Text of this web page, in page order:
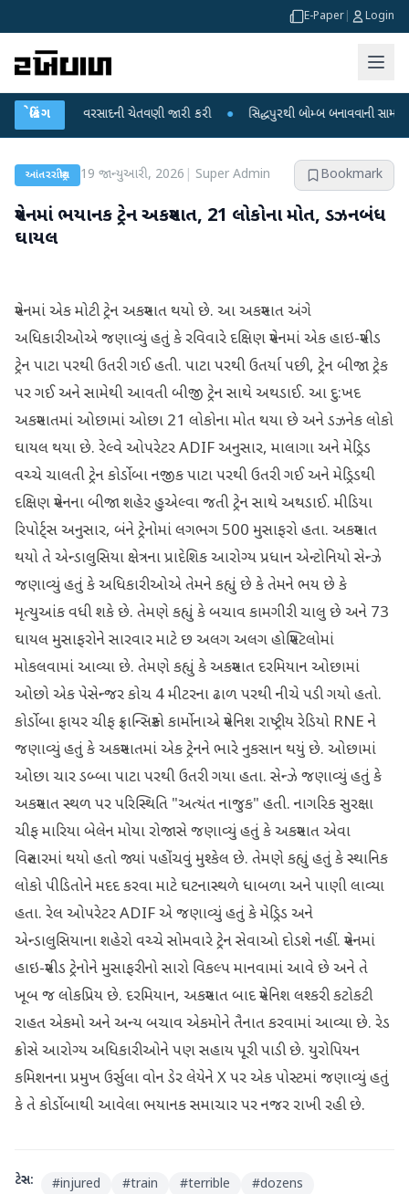
E-Paper Login
બ્રેકિંગ
ભારે વરસાદની ચેતવણી જારી કરી ● સિદ્ધપુરથી બોમ્બ બનાવવાની સામગ્રી સાથે
આંતરરાષ્ટ્રીય 19 જાન્યુઆરી, 2026 Super Admin Bookmark
સ્પેનમાં ભયાનક ટ્રેન અકસ્માત, 21 લોકોના મોત, ડઝનબંધ
ઘાયલ
સ્પેનમાં એક મોટી ટ્રેન અકસ્માત થયો છે. આ અકસ્માત અંગે
અધિકારીઓએ જણાવ્યું હતું કે રવિવારે દક્ષિણ સ્પેનમાં એક હાઇ-સ્પીડ
ટ્રેન પાટા પરથી ઉતરી ગઈ હતી. પાટા પરથી ઉતર્યા પછી, ટ્રેન બીજા ટ્રેક
પર ગઈ અને સામેથી આવતી બીજી ટ્રેન સાથે અથડાઈ. આ દુ:ખદ
અકસ્માતમાં ઓછામાં ઓછા 21 લોકોના મોત થયા છે અને ડઝનેક લોકો
ઘાયલ થયા છે. રેલ્વે ઓપરેટર ADIF અનુસાર, માલાગા અને મેડ્રિડ
વચ્ચે ચાલતી ટ્રેન કોર્ડોબા નજીક પાટા પરથી ઉતરી ગઈ અને મેડ્રિડથી
દક્ષિણ સ્પેનના બીજા શહેર હુએલ્વા જતી ટ્રેન સાથે અથડાઈ. મીડિયા
રિપોર્ટ્સ અનુસાર, બંને ટ્રેનોમાં લગભગ 500 મુસાફરો હતા. અકસ્માત
થયો તે એન્ડાલુસિયા ક્ષેત્રના પ્રાદેશિક આરોગ્ય પ્રધાન એન્ટોનિયો સેન્ઝે
જણાવ્યું હતું કે અધિકારીઓએ તેમને કહ્યું છે કે તેમને ભય છે કે
મૃત્યુઆંક વધી શકે છે. તેમણે કહ્યું કે બચાવ કામગીરી ચાલુ છે અને 73
ઘાયલ મુસાફરોને સારવાર માટે છ અલગ અલગ હોસ્પિટલોમાં
મોકલવામાં આવ્યા છે. તેમણે કહ્યું કે અકસ્માત દરમિયાન ઓછામાં
ઓછો એક પેસેન્જર કોચ 4 મીટરના ઢાળ પરથી નીચે પડી ગયો હતો.
કોર્ડોબા ફાયર ચીફ ફ્રાન્સિસ્કો કાર્મોનાએ સ્પેનિશ રાષ્ટ્રીય રેડિયો RNE ને
જણાવ્યું હતું કે અકસ્માતમાં એક ટ્રેનને ભારે નુકસાન થયું છે. ઓછામાં
ઓછા ચાર ડબ્બા પાટા પરથી ઉતરી ગયા હતા. સેન્ઝે જણાવ્યું હતું કે
અકસ્માત સ્થળ પર પરિસ્થિતિ "અત્યંત નાજુક" હતી. નાગરિક સુરક્ષા
ચીફ મારિયા બેલેન મોયા રોજાસે જણાવ્યું હતું કે અકસ્માત એવા
વિસ્તારમાં થયો હતો જ્યાં પહોંચવું મુશ્કેલ છે. તેમણે કહ્યું હતું કે સ્થાનિક
લોકો પીડિતોને મદદ કરવા માટે ઘટનાસ્થળે ધાબળા અને પાણી લાવ્યા
હતા. રેલ ઓપરેટર ADIF એ જણાવ્યું હતું કે મેડ્રિડ અને
એન્ડાલુસિયાના શહેરો વચ્ચે સોમવારે ટ્રેન સેવાઓ દોડશે નહીં. સ્પેનમાં
હાઇ-સ્પીડ ટ્રેનોને મુસાફરીનો સારો વિકલ્પ માનવામાં આવે છે અને તે
ખૂબ જ લોકપ્રિય છે. દરમિયાન, અકસ્માત બાદ સ્પેનિશ લશ્કરી કટોકટી
રાહત એકમો અને અન્ય બચાવ એકમોને તૈનાત કરવામાં આવ્યા છે. રેડ
ક્રોસે આરોગ્ય અધિકારીઓને પણ સહાય પૂરી પાડી છે. યુરોપિયન
કમિશનના પ્રમુખ ઉર્સુલા વોન ડેર લેયેને X પર એક પોસ્ટમાં જણાવ્યું હતું
કે તે કોર્ડોબાથી આવેલા ભયાનક સમાચાર પર નજર રાખી રહી છે.
ટેગ્સ: #injured #train #terrible #dozens